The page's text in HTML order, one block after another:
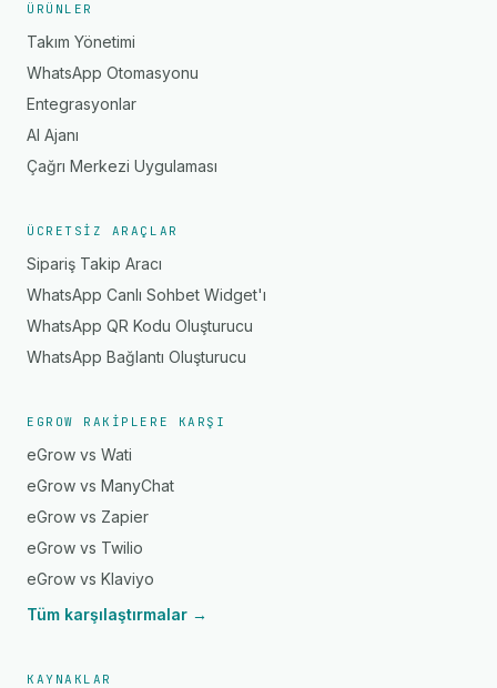
ÜRÜNLER
Takım Yönetimi
WhatsApp Otomasyonu
Entegrasyonlar
AI Ajanı
Çağrı Merkezi Uygulaması
ÜCRETSIZ ARAÇLAR
Sipariş Takip Aracı
WhatsApp Canlı Sohbet Widget'ı
WhatsApp QR Kodu Oluşturucu
WhatsApp Bağlantı Oluşturucu
EGROW RAKIPLERE KARŞI
eGrow vs Wati
eGrow vs ManyChat
eGrow vs Zapier
eGrow vs Twilio
eGrow vs Klaviyo
Tüm karşılaştırmalar →
KAYNAKLAR